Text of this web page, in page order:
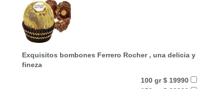
Exquisitos bombones Ferrero Rocher , una delicia y
fineza
100 gr $ 19990